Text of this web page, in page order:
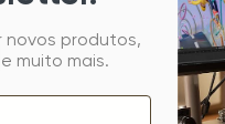
novos produtos,
muito mais.